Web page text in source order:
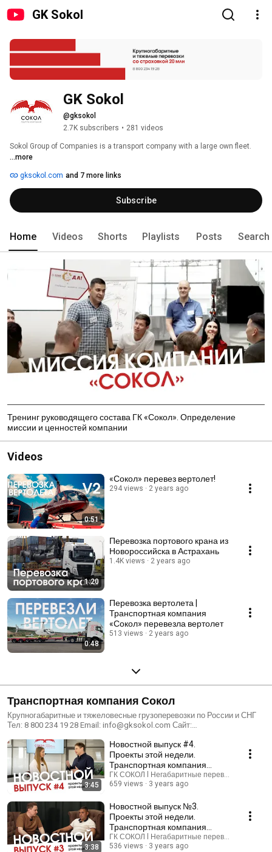
GK Sokol
GK Sokol
@gksokol
2.7K subscribers • 281 videos
Sokol Group of Companies is a transport company with a large own fleet.
...more
gksokol.com and 7 more links
Subscribe
Home Videos Shorts Playlists Posts Search
Тренинг руководящего состава ГК «Сокол». Определение
миссии и ценностей компании
Videos
0:51
«Сокол» перевез вертолет!
294 views 2 years ago
1:20
Перевозка портового крана из
Новороссийска в Астрахань
1.4K views 2 years ago
0:48
Перевозка вертолета |
Транспортная компания
«Сокол» перевезла вертолет
513 views 2 years ago
Транспортная компания Сокол
Крупногабаритные и тяжеловесные грузоперевозки по России и СНГ
Тел: 8 800 234 19 28 Email: info@gksokol.com Сайт:
3:45
Новостной выпуск #4.
Проекты этой недели.
Транспортная компания
Сокол.
ГК СОКОЛ l Негабаритные перевозки
659 views
3 years ago
3:38
Новостной выпуск №3.
Проекты этой недели.
Транспортная компания
Сокол.
ГК СОКОЛ l Негабаритные перевозки
536 views
3 years ago